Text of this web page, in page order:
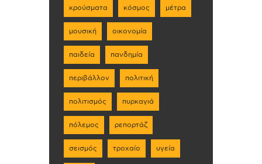
κρούσματα κόσμος μέτρα
μουσική οικονομία
παιδεία πανδημία
περιβάλλον πολιτική
πολιτισμός πυρκαγιά
πόλεμος ρεπορτάζ
σεισμός τροχαίο υγεία